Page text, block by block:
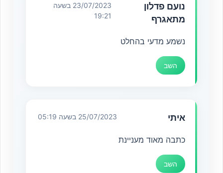
נועם פדלון
מתאגרף
23/07/2023 בשעה
19:21
נשמע מדעי בהחלט
השב
איתי 25/07/2023 בשעה 05:19
כתבה מאוד מעניינת
השב